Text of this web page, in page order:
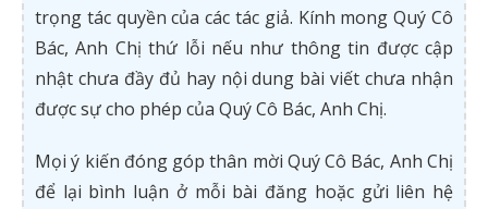
trọng tác quyền của các tác giả. Kính mong Quý Cô
Bác, Anh Chị thứ lỗi nếu như thông tin được cập
nhật chưa đầy đủ hay nội dung bài viết chưa nhận
được sự cho phép của Quý Cô Bác, Anh Chị.
Mọi ý kiến đóng góp thân mời Quý Cô Bác, Anh Chị
để lại bình luận ở mỗi bài đăng hoặc gửi liên hệ